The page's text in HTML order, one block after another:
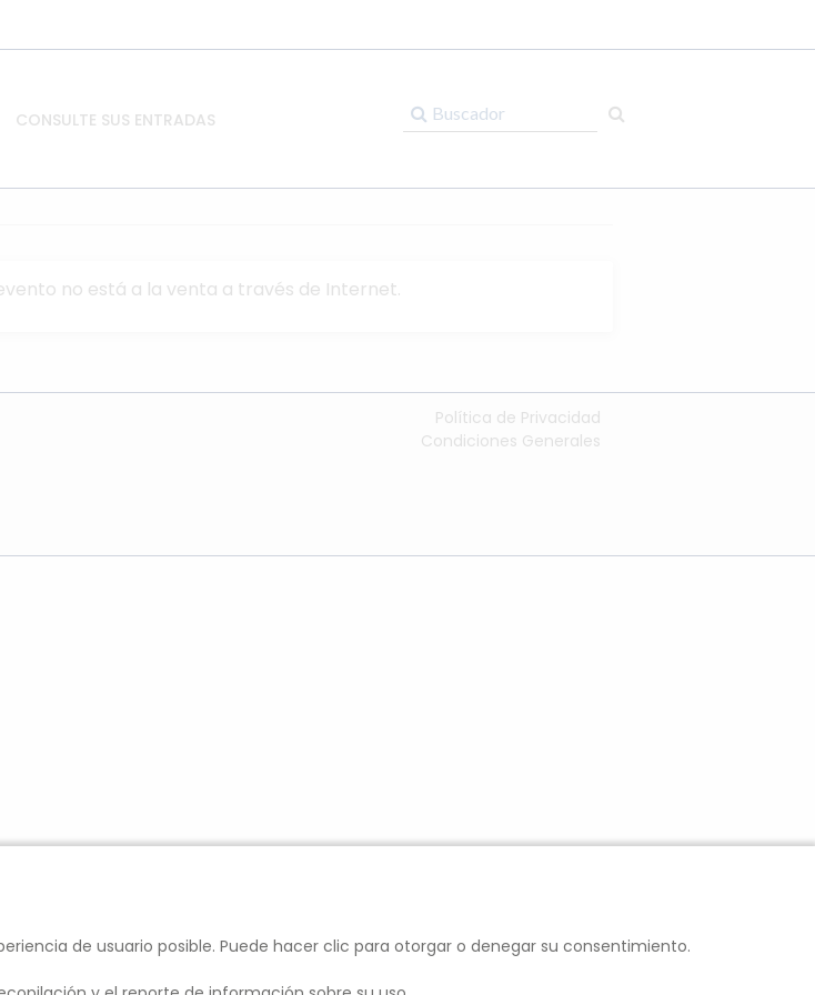
CONSULTE SUS ENTRADAS
no está a la venta a través de Internet.
Política de Privacidad
Condiciones Generales
de usuario posible. Puede hacer clic para otorgar o denegar su consentimiento.